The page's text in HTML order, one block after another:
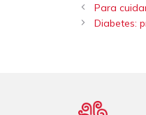
Para
Diabetes: